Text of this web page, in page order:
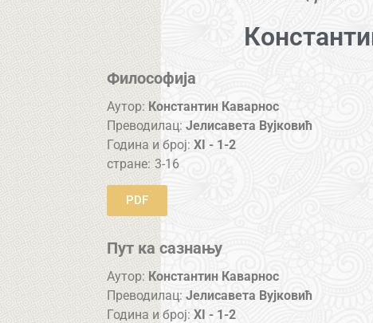
Философија
Аутор: Константин Каварнос
Преводилац: Јелисавета Вујковић
Година и број:XI - 1-2
стране: 3-16
PDF
Пут ка сазнању
Аутор: Константин Каварнос
Преводилац: Јелисавета Вујковић
Година и број:XI - 1-2